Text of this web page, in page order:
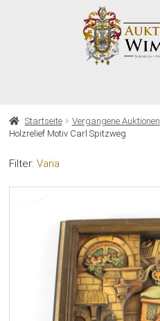
HOME
ÜBER UNS
KONTAKT
NEWSLETTER
Startseite Vergangene Auktionen
Holzrelief Motiv Carl Spitzweg
Filter:Varia